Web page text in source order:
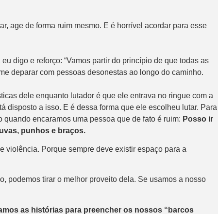
age de forma ruim mesmo. E é horrível acordar para esse
digo e reforço: “Vamos partir do princípio de que todas as
deparar com pessoas desonestas ao longo do caminho.
dele enquanto lutador é que ele entrava no ringue com a
disposto a isso. E é dessa forma que ele escolheu lutar. Para
encaramos uma pessoa que de fato é ruim: Posso ir
punhos e braços.
violência. Porque sempre deve existir espaço para a
podemos tirar o melhor proveito dela. Se usamos a nosso
as histórias para preencher os nossos “barcos